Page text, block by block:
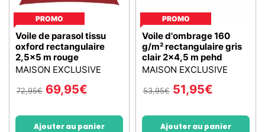
PROMO
Voile de parasol tissu
oxford rectangulaire
2,5x5 m rouge
MAISON EXCLUSIVE
72,95€ 69,95€
Ajouter au panier
PROMO
Voile d'ombrage 160
g/m² rectangulaire gris
clair 2x4,5 m pehd
MAISON EXCLUSIVE
53,95€ 51,95€
Ajouter au panier